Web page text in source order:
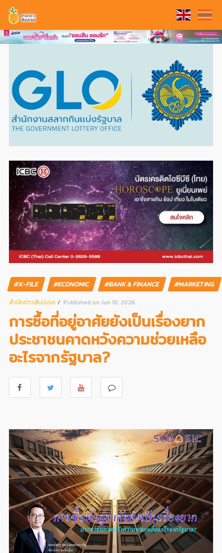
#X-FILE #ECONOMIC #BANK & FINANCE
#MARKETING
สํานักข่าวสับปะรด
Published on Jun 10, 2026
การซื้อที่อยู่อาศัยยังเป็นเรื่องยาก
ประชาชนคาดหวังความช่วยเหลือ
อะไรจากรัฐบาล?